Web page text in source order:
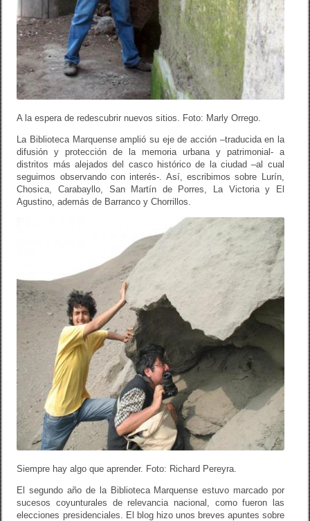
A la espera de redescubrir nuevos sitios. Foto: Marly Orrego.
La Biblioteca Marquense amplió su eje de acción –traducida en la
difusión y protección de la memoria urbana y patrimonial- a
distritos más alejados del casco histórico de la ciudad –al cual
seguimos observando con interés-. Así, escribimos sobre Lurín,
Chosica, Carabayllo, San Martín de Porres, La Victoria y El
Agustino, además de Barranco y Chorrillos.
Siempre hay algo que aprender. Foto: Richard Pereyra.
El segundo año de la Biblioteca Marquense estuvo marcado por
sucesos coyunturales de relevancia nacional, como fueron las
elecciones presidenciales. El blog hizo unos breves apuntes sobre